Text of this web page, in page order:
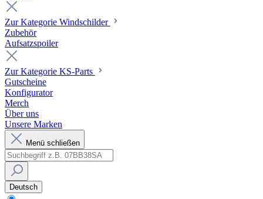
Zur Kategorie Windschilder
Zubehör
Aufsatzspoiler
Zur Kategorie KS-Parts
Gutscheine
Konfigurator
Merch
Über uns
Unsere Marken
Menü schließen
Deutsch